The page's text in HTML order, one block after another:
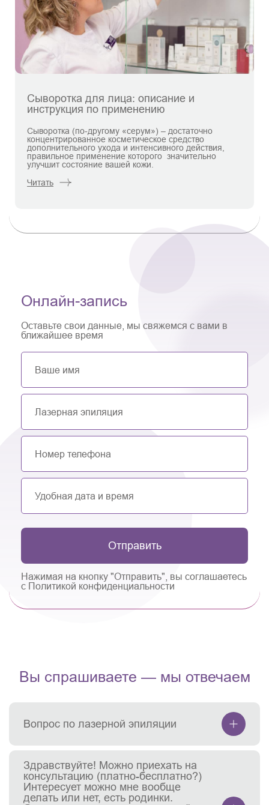
Сыворотка для лица: описание и
инструкция по применению
Сыворотка (по-другому «серум») – достаточно
концентрированное косметическое средство
дополнительного ухода и интенсивного действия,
правильное применение которого значительно
улучшит состояние вашей кожи.
Читать
Онлайн-запись
Оставьте свои данные, мы свяжемся с вами в
ближайшее время
Отправить
Нажимая на кнопку "Отправить", вы соглашаетесь
с Политикой конфиденциальности
Вы спрашиваете — мы отвечаем
Вопрос по лазерной эпиляции
Здравствуйте! Можно приехать на
консультацию (платно-бесплатно?)
Интересует можно мне вообще
делать или нет, есть родинки.